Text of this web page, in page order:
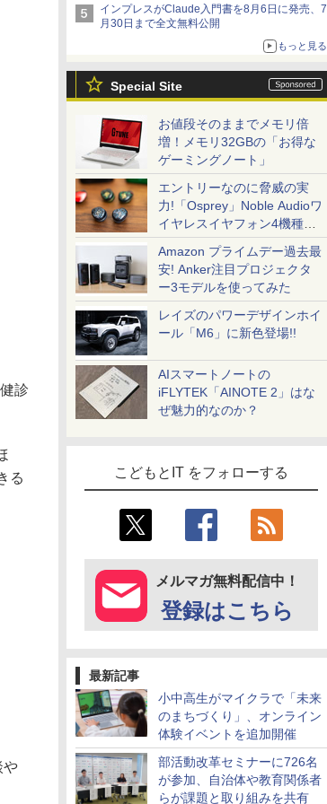
インプレスがClaude入門書を8月6日に発売、7
月30日まで全文無料公開
もっと見る
Special Site
お値段そのままでメモリ倍
増！メモリ32GBの「お得な
ゲーミングノート」
エントリーなのに脅威の実
力!「Osprey」Noble Audioワ
イヤレスイヤフォン4機種を
一気に聴く
Amazon プライムデー過去最
安! Anker注目プロジェクタ
ー3モデルを使ってみた
レイズのパワーデザインホイ
ール「M6」に新色登場!!
AIスマートノートの
iFLYTEK「AINOTE 2」はな
ぜ魅力的なのか？
こどもとIT をフォローする
メルマガ無料配信中！
登録はこちら
最新記事
小中高生がマイクラで「未来
のまちづくり」、オンライン
体験イベントを追加開催
部活動改革セミナーに726名
が参加、自治体や教育関係者
らが課題と取り組みを共有
診
る
や